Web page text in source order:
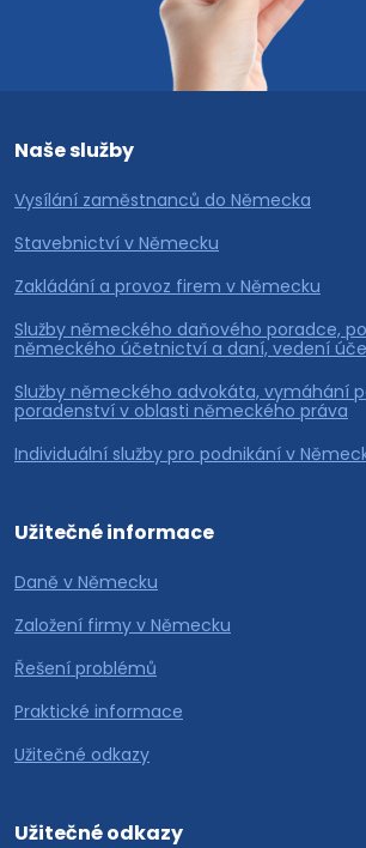
Naše služby
Vysílání zaměstnanců do Německa
Stavebnictví v Německu
Zakládání a provoz firem v Německu
Služby německého daňového poradce,
německého účetnictví a daní, vedení
Služby německého advokáta, vymáhání
poradenství v oblasti německého práva
Individuální služby pro podnikání v
Užitečné informace
Daně v Německu
Založení firmy v Německu
Řešení problémů
Praktické informace
Užitečné odkazy
Užitečné odkazy